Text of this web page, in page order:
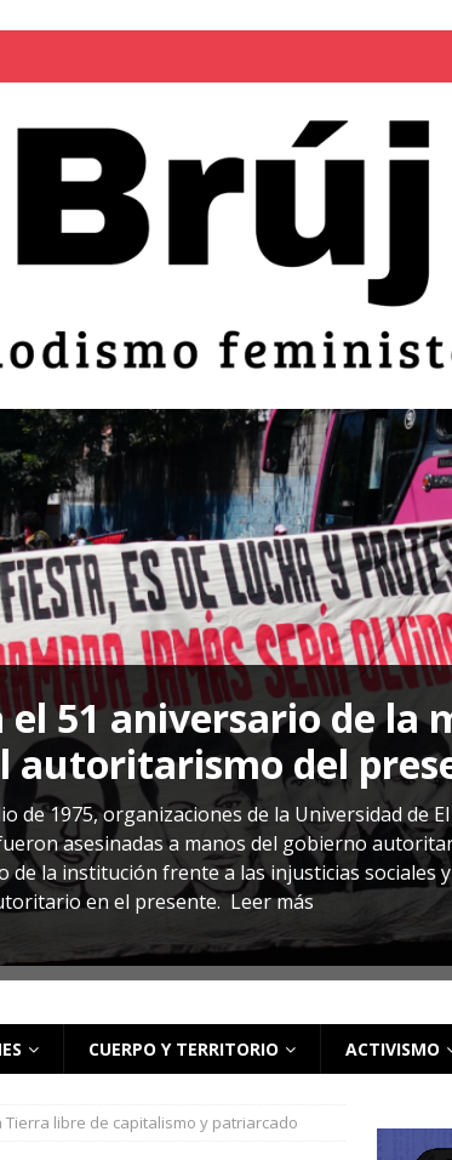
en niñas y adolescentes desaparece del territorio
de la masacre de 1975 y denuncian el
Sandra Leticia Hernández: víctima del régimen de
sus fórmulas presidenciales para 2027
en El Salvador ACTUALIDAD
51 aniversario de la
autoritarismo del
de 1975, organizaciones de la Universidad de
asesinadas a manos del gobierno
de la institución frente a las injusticias sociales
en el presente.Leer más
CUERPO Y TERRITORIO ACTIVISMO
libre de capitalismo y patriarcado